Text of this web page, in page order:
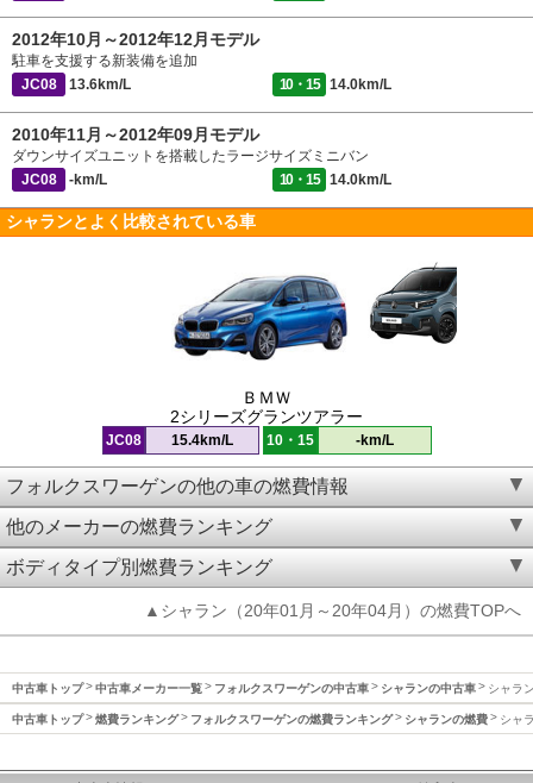
2012年10月～2012年12月モデル
駐車を支援する新装備を追加
JC08
13.6km/L 10・15 14.0km/L
2010年11月～2012年09月モデル
ダウンサイズユニットを搭載したラージサイズミニバン
JC08
-km/L 10・15 14.0km/L
シャランとよく比較されている車
ＢＭＷ
2シリーズグランツアラー
JC08 15.4km/L 10・15 -km/L
フォルクスワーゲンの他の車の燃費情報
他のメーカーの燃費ランキング
ボディタイプ別燃費ランキング
▲シャラン（20年01月～20年04月）の燃費TOPへ
中古車トップ 中古車メーカー一覧 フォルクスワーゲンの中古車 シャランの中古車 シャラ
中古車トップ 燃費ランキング フォルクスワーゲンの燃費ランキング シャランの燃費 シャ